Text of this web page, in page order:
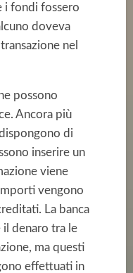
i fondi fossero
doveva
nel
possono
Ancora più
di
inserire un
viene
vengono
La banca
il denaro tra le
ma questi
effettuati in